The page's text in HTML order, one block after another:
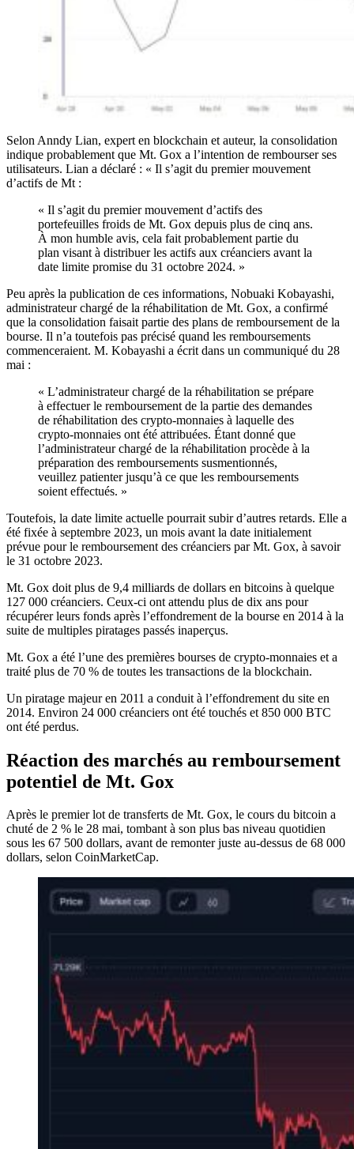
Selon Anndy Lian, expert en blockchain et auteur, la consolidation
indique probablement que Mt. Gox a l’intention de rembourser ses
utilisateurs. Lian a déclaré : « Il s’agit du premier mouvement
d’actifs de Mt :
« Il s’agit du premier mouvement d’actifs des
portefeuilles froids de Mt. Gox depuis plus de cinq ans.
À mon humble avis, cela fait probablement partie du
plan visant à distribuer les actifs aux créanciers avant la
date limite promise du 31 octobre 2024. »
Peu après la publication de ces informations, Nobuaki Kobayashi,
administrateur chargé de la réhabilitation de Mt. Gox, a confirmé
que la consolidation faisait partie des plans de remboursement de la
bourse. Il n’a toutefois pas précisé quand les remboursements
commenceraient. M. Kobayashi a écrit dans un communiqué du 28
mai :
« L’administrateur chargé de la réhabilitation se prépare
à effectuer le remboursement de la partie des demandes
de réhabilitation des crypto-monnaies à laquelle des
crypto-monnaies ont été attribuées. Étant donné que
l’administrateur chargé de la réhabilitation procède à la
préparation des remboursements susmentionnés,
veuillez patienter jusqu’à ce que les remboursements
soient effectués. »
Toutefois, la date limite actuelle pourrait subir d’autres retards. Elle a
été fixée à septembre 2023, un mois avant la date initialement
prévue pour le remboursement des créanciers par Mt. Gox, à savoir
le 31 octobre 2023.
Mt. Gox doit plus de 9,4 milliards de dollars en bitcoins à quelque
127 000 créanciers. Ceux-ci ont attendu plus de dix ans pour
récupérer leurs fonds après l’effondrement de la bourse en 2014 à la
suite de multiples piratages passés inaperçus.
Mt. Gox a été l’une des premières bourses de crypto-monnaies et a
traité plus de 70 % de toutes les transactions de la blockchain.
Un piratage majeur en 2011 a conduit à l’effondrement du site en
2014. Environ 24 000 créanciers ont été touchés et 850 000 BTC
ont été perdus.
Réaction des marchés au remboursement
potentiel de Mt. Gox
Après le premier lot de transferts de Mt. Gox, le cours du bitcoin a
chuté de 2 % le 28 mai, tombant à son plus bas niveau quotidien
sous les 67 500 dollars, avant de remonter juste au-dessus de 68 000
dollars, selon CoinMarketCap.